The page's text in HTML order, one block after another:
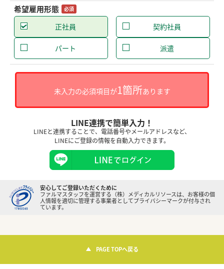
希望雇用形態 必須
正社員 契約社員
パート 派遣
未入力の必須項目が1箇所あります
LINE連携で簡単入力！
LINEと連携することで、電話番号やメールアドレスなど、
LINEにご登録の情報を自動入力できます。
安心してご登録いただくために
ファルマスタッフを運営する（株）メディカルリソースは、お客様の個
人情報を適切に管理する事業者としてプライバシーマークが付与され
ています。
PAGE TOPへ戻る